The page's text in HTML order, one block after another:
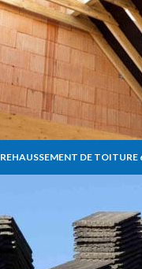
REHAUSSEMENT DE TOITURE